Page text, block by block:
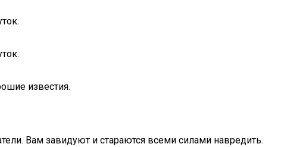
известия.
Вам завидуют и стараются всеми силами навредить.